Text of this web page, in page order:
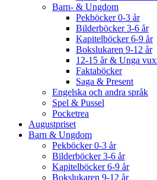
Barn- & Ungdom
Pekböcker 0-3 år
Bilderböcker 3-6 år
Kapitelböcker 6-9 år
Bokslukaren 9-12 år
12-15 år & Unga
Faktaböcker
Saga & Present
Engelska och andra språk
Spel & Pussel
Pocketrea
Augustpriset
Barn & Ungdom
Pekböcker 0-3 år
Bilderböcker 3-6 år
Kapitelböcker 6-9 år
Bokslukaren 9-12 år